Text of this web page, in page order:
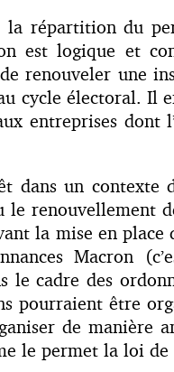
la répartition du
est logique et
renouveler une
cycle électoral.
entreprises dont
dans un
renouvellement
la mise en
Macron
le cadre des
pourraient être
de manière
le permet la loi